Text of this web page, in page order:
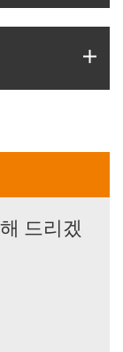
드리겠